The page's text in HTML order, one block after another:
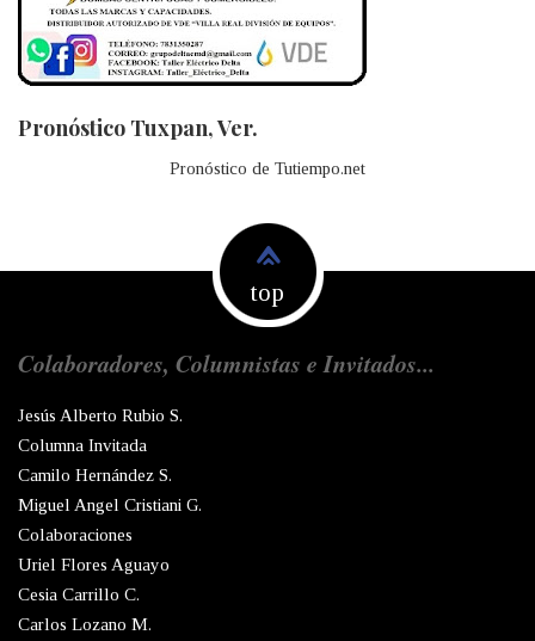
Pronóstico Tuxpan, Ver.
Pronóstico de Tutiempo.net
top
Colaboradores, Columnistas e Invitados...
Jesús Alberto Rubio S.
Columna Invitada
Camilo Hernández S.
Miguel Angel Cristiani G.
Colaboraciones
Uriel Flores Aguayo
Cesia Carrillo C.
Carlos Lozano M.